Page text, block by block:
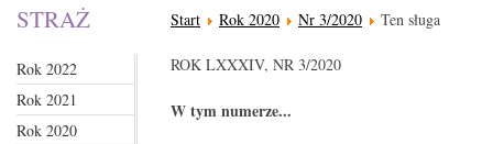
STRAŻ
Rok 2022
Rok 2021
Rok 2020
Start Rok 2020 Nr 3/2020 Ten sługa
ROK LXXXIV, NR 3/2020
W tym numerze...